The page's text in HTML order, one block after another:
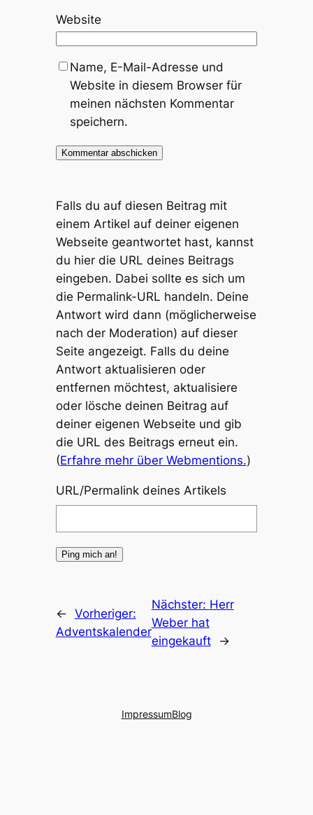
Website
Name, E-Mail-Adresse und
Website in diesem Browser für
meinen nächsten Kommentar
speichern.
Falls du auf diesen Beitrag mit
einem Artikel auf deiner eigenen
Webseite geantwortet hast, kannst
du hier die URL deines Beitrags
eingeben. Dabei sollte es sich um
die Permalink-URL handeln. Deine
Antwort wird dann (möglicherweise
nach der Moderation) auf dieser
Seite angezeigt. Falls du deine
Antwort aktualisieren oder
entfernen möchtest, aktualisiere
oder lösche deinen Beitrag auf
deiner eigenen Webseite und gib
die URL des Beitrags erneut ein.
(Erfahre mehr über Webmentions.)
URL/Permalink deines Artikels
← Vorheriger:
Adventskalender
Nächster: Herr
Weber hat
eingekauft
→
ImpressumBlog